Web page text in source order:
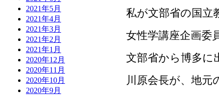
2021年5月
2021年4月
2021年3月
2021年2月
2021年1月
2020年12月
2020年11月
2020年10月
2020年9月
私が文部省の国立
女性学講座企画委
文部省から博多に
川原会長が、地元